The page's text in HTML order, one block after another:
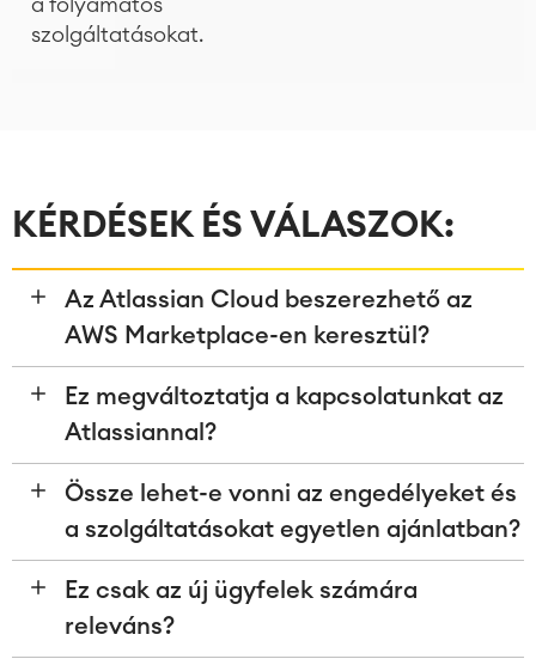
a folyamatos
szolgáltatásokat.
KÉRDÉSEK ÉS VÁLASZOK:
Az Atlassian Cloud beszerezhető az
AWS Marketplace-en keresztül?
Ez megváltoztatja a kapcsolatunkat az
Atlassiannal?
Össze lehet-e vonni az engedélyeket és
a szolgáltatásokat egyetlen ajánlatban?
Ez csak az új ügyfelek számára
releváns?